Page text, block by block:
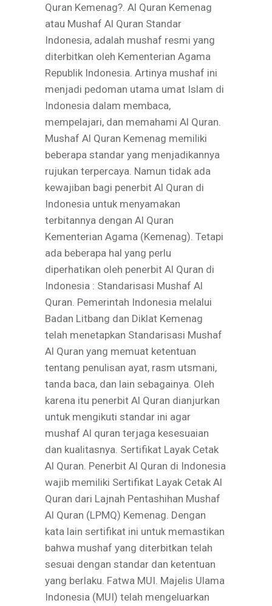
Quran Kemenag?. Al Quran Kemenag
atau Mushaf Al Quran Standar
Indonesia, adalah mushaf resmi yang
diterbitkan oleh Kementerian Agama
Republik Indonesia. Artinya mushaf ini
menjadi pedoman utama umat Islam di
Indonesia dalam membaca,
mempelajari, dan memahami Al Quran.
Mushaf Al Quran Kemenag memiliki
beberapa standar yang menjadikannya
rujukan terpercaya. Namun tidak ada
kewajiban bagi penerbit Al Quran di
Indonesia untuk menyamakan
terbitannya dengan Al Quran
Kementerian Agama (Kemenag). Tetapi
ada beberapa hal yang perlu
diperhatikan oleh penerbit Al Quran di
Indonesia : Standarisasi Mushaf Al
Quran. Pemerintah Indonesia melalui
Badan Litbang dan Diklat Kemenag
telah menetapkan Standarisasi Mushaf
Al Quran yang memuat ketentuan
tentang penulisan ayat, rasm utsmani,
tanda baca, dan lain sebagainya. Oleh
karena itu penerbit Al Quran dianjurkan
untuk mengikuti standar ini agar
mushaf Al quran terjaga kesesuaian
dan kualitasnya. Sertifikat Layak Cetak
Al Quran. Penerbit Al Quran di Indonesia
wajib memiliki Sertifikat Layak Cetak Al
Quran dari Lajnah Pentashihan Mushaf
Al Quran (LPMQ) Kemenag. Dengan
kata lain sertifikat ini untuk memastikan
bahwa mushaf yang diterbitkan telah
sesuai dengan standar dan ketentuan
yang berlaku. Fatwa MUI. Majelis Ulama
Indonesia (MUI) telah mengeluarkan